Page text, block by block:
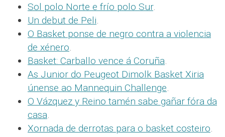
Sol polo Norte e frío polo Sur.
Un debut de Peli.
O Basket ponse de negro contra a violencia
de xénero.
Basket: Carballo vence á Coruña.
As Junior do Peugeot Dimolk Basket Xiria
únense ao Mannequin Challenge.
O Vázquez y Reino tamén sabe gañar fóra da
casa.
Xornada de derrotas para o basket costeiro.